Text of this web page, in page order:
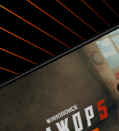
следующем этапе ее жизни. Складывается
впечатление, что
разных фильма: один —
повествующая о
рабочего класса, будь
подростковая
наркотиками или
фантастическая история
таинственным
реализм фильма — его
оригинальный аспект, с
том, существует ли Птица